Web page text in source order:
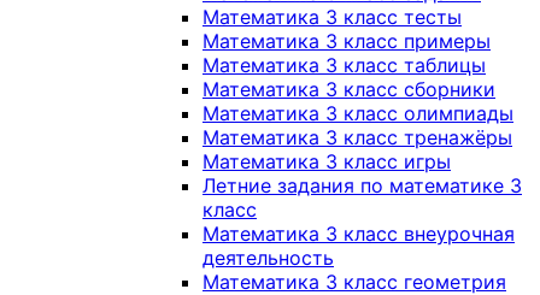
Математика 3 класс тесты
Математика 3 класс примеры
Математика 3 класс таблицы
Математика 3 класс сборники
Математика 3 класс олимпиады
Математика 3 класс тренажёры
Математика 3 класс игры
Летние задания по математике 3
класс
Математика 3 класс внеурочная
деятельность
Математика 3 класс геометрия